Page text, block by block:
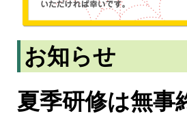
お知らせ
夏季研修は無事